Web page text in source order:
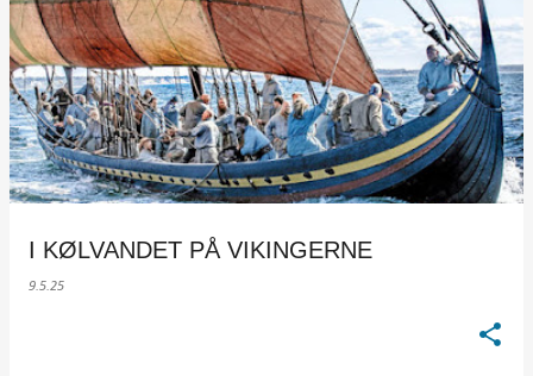
I KØLVANDET PÅ VIKINGERNE
9.5.25